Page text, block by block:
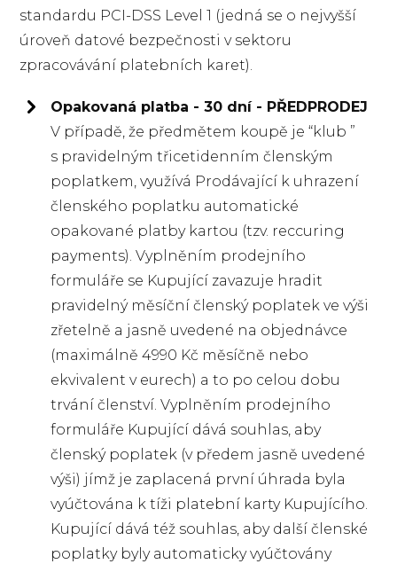
standardu PCI-DSS Level 1 (jedná se o nejvyšší
úroveň datové bezpečnosti v sektoru
zpracovávání platebních karet).
Opakovaná platba - 30 dní - PŘEDPRODEJ
V případě, že předmětem koupě je “klub ”
s pravidelným třicetidenním členským
poplatkem, využívá Prodávající k uhrazení
členského poplatku automatické
opakované platby kartou (tzv. reccuring
payments). Vyplněním prodejního
formuláře se Kupující zavazuje hradit
pravidelný měsíční členský poplatek ve výši
zřetelně a jasně uvedené na objednávce
(maximálně 4990 Kč měsíčně nebo
ekvivalent v eurech) a to po celou dobu
trvání členství. Vyplněním prodejního
formuláře Kupující dává souhlas, aby
členský poplatek (v předem jasně uvedené
výši) jímž je zaplacená první úhrada byla
vyúčtována k tíži platební karty Kupujícího.
Kupující dává též souhlas, aby další členské
poplatky byly automaticky vyúčtovány